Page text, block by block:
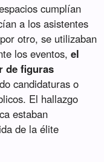
cumplían
a los asistentes
otro, se utilizaban
los eventos,el
de figuras
candidaturas o
El hallazgo
estaban
de la élite